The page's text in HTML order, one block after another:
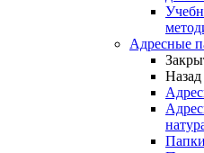
Адресные
Назад